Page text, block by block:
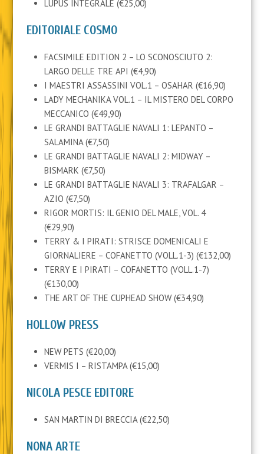
LUPUS INTEGRALE (€25,00)
EDITORIALE COSMO
FACSIMILE EDITION 2 – LO SCONOSCIUTO 2:
LARGO DELLE TRE API (€4,90)
I MAESTRI ASSASSINI VOL.1 – OSAHAR (€16,90)
LADY MECHANIKA VOL.1 – IL MISTERO DEL CORPO
MECCANICO (€49,90)
LE GRANDI BATTAGLIE NAVALI 1: LEPANTO –
SALAMINA (€7,50)
LE GRANDI BATTAGLIE NAVALI 2: MIDWAY –
BISMARK (€7,50)
LE GRANDI BATTAGLIE NAVALI 3: TRAFALGAR –
AZIO (€7,50)
RIGOR MORTIS: IL GENIO DEL MALE, VOL. 4
(€29,90)
TERRY & I PIRATI: STRISCE DOMENICALI E
GIORNALIERE – COFANETTO (VOLL.1-3) (€132,00)
TERRY E I PIRATI – COFANETTO (VOLL.1-7)
(€130,00)
THE ART OF THE CUPHEAD SHOW (€34,90)
HOLLOW PRESS
NEW PETS (€20,00)
VERMIS I – RISTAMPA (€15,00)
NICOLA PESCE EDITORE
SAN MARTIN DI BRECCIA (€22,50)
NONA ARTE